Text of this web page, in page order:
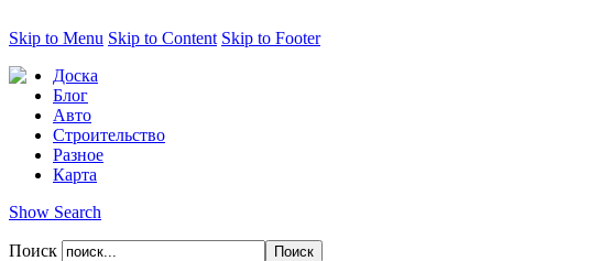
Skip to Menu Skip to Content Skip to Footer
Доска
Блог
Авто
Строительство
Разное
Карта
Show Search
Поиск